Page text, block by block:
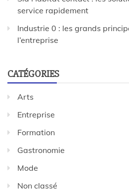
service rapidement
Industrie 0 : les grands
l’entreprise
CATÉGORIES
Arts
Entreprise
Formation
Gastronomie
Mode
Non classé